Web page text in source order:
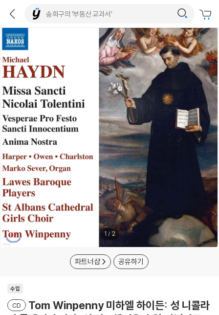
1 / 2
파트너샵 공유하기
수입
CD
Tom Winpenny 미하엘 하이든: 성 니콜라